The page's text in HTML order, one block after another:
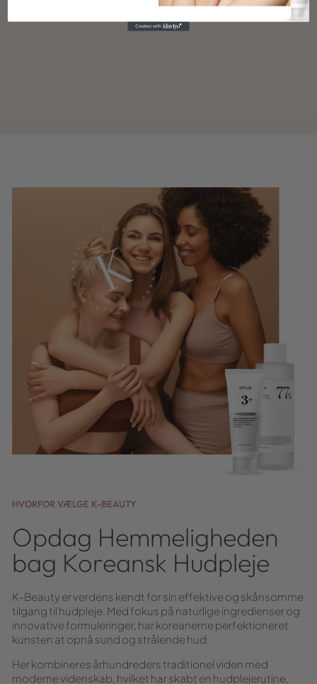
HVORFOR VÆLGE K-BEAUTY
Opdag Hemmeligheden
bag Koreansk Hudpleje
K-Beauty er verdens kendt for sin effektive og skånsomme
tilgang til hudpleje. Med fokus på naturlige ingredienser og
innovative formuleringer, har koreanerne perfektioneret
kunsten at opnå sund og strålende hud.
Her kombineres århundreders traditionel viden med
moderne videnskab, hvilket har skabt en hudplejerutine,